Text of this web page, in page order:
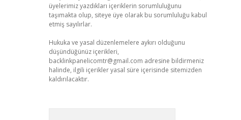
üyelerimiz yazdıkları içeriklerin sorumluluğunu
taşımakta olup, siteye üye olarak bu sorumluluğu kabul
etmiş sayılırlar.
Hukuka ve yasal düzenlemelere aykırı olduğunu
düşündüğünüz içerikleri,
backlinkpanelicomtr@gmail.com adresine bildirmeniz
halinde, ilgili içerikler yasal süre içerisinde sitemizden
kaldırılacaktır.